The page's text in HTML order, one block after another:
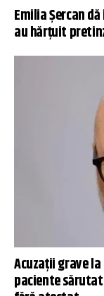
Emilia Șercan
au hărțuit
Acuzații grave
paciente